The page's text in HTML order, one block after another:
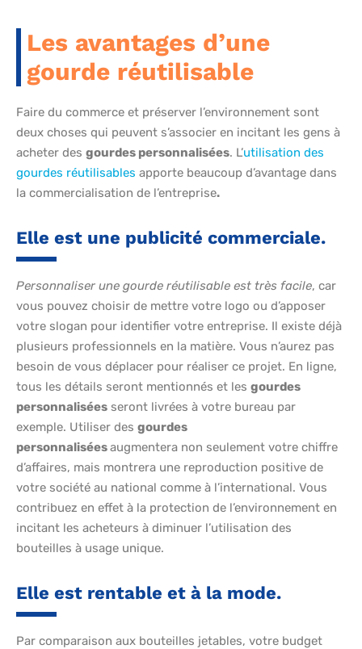
Les avantages d’une
gourde réutilisable
Faire du commerce et préserver l’environnement sont
deux choses qui peuvent s’associer en incitant les gens à
acheter des gourdes personnalisées. L’utilisation des
gourdes réutilisables apporte beaucoup d’avantage dans
la commercialisation de l’entreprise.
Elle est une publicité commerciale.
Personnaliser une gourde réutilisable est très facile, car
vous pouvez choisir de mettre votre logo ou d’apposer
votre slogan pour identifier votre entreprise. Il existe déjà
plusieurs professionnels en la matière. Vous n’aurez pas
besoin de vous déplacer pour réaliser ce projet. En ligne,
tous les détails seront mentionnés et les gourdes
personnalisées seront livrées à votre bureau par
exemple. Utiliser des gourdes
personnaliséesaugmentera non seulement votre chiffre
d’affaires, mais montrera une reproduction positive de
votre société au national comme à l’international. Vous
contribuez en effet à la protection de l’environnement en
incitant les acheteurs à diminuer l’utilisation des
bouteilles à usage unique.
Elle est rentable et à la mode.
Par comparaison aux bouteilles jetables, votre budget